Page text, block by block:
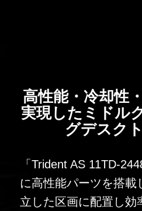
高性能・冷却性
実現したミドル
グデスク
「Trident AS 11TD-
に高性能パーツを搭載
立した区画に配置し効